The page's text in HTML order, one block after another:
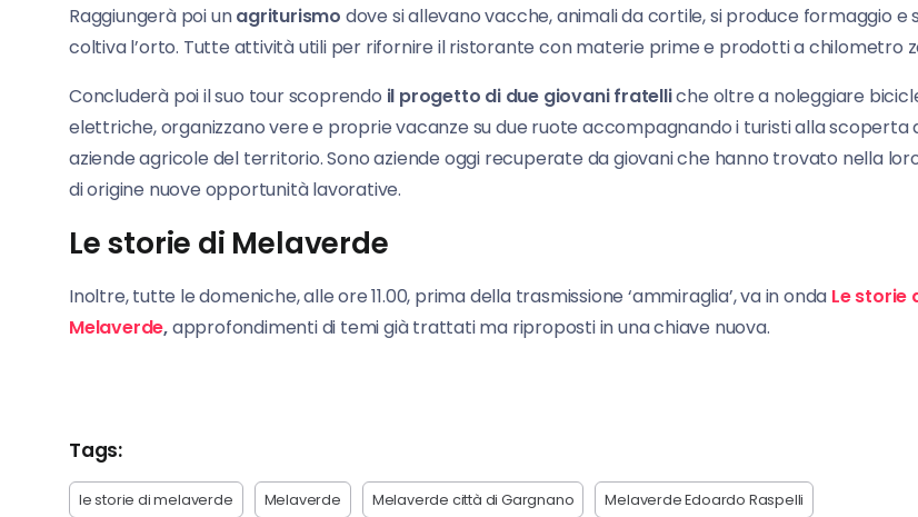
Raggiungerà poi unagriturismo dove si allevano vacche, animali da cortile, si produce formaggio e
coltiva l’orto. Tutte attività utili per rifornire il ristorante con materie prime e prodotti a chilometro
Concluderà poi il suo tour scoprendo il progetto di due giovani fratelliche oltre a noleggiare
elettriche, organizzano vere e proprie vacanze su due ruote accompagnando i turisti alla scoperta
aziende agricole del territorio. Sono aziende oggi recuperate da giovani che hanno trovato nella
di origine nuove opportunità lavorative.
Le storie di Melaverde
Inoltre, tutte le domeniche, alle ore 11.00, prima della trasmissione ‘ammiraglia’, va in onda Le storie
Melaverde,approfondimenti di temi già trattati ma riproposti in una chiave nuova.
Tags:
le storie di melaverde Melaverde Melaverde città di Gargnano Melaverde Edoardo Raspelli